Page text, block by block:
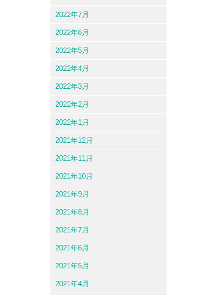
2022年7月
2022年6月
2022年5月
2022年4月
2022年3月
2022年2月
2022年1月
2021年12月
2021年11月
2021年10月
2021年9月
2021年8月
2021年7月
2021年6月
2021年5月
2021年4月